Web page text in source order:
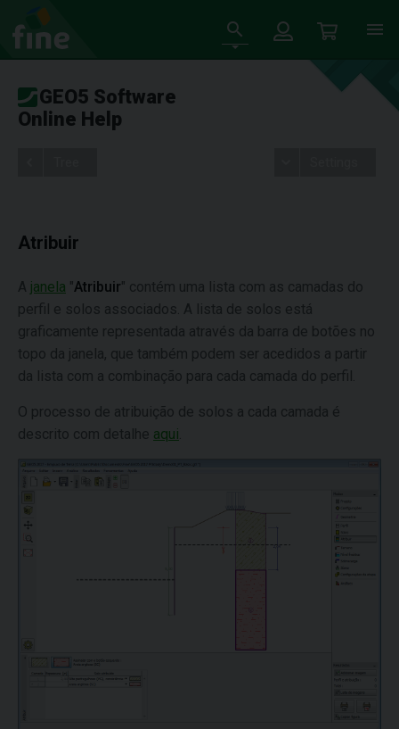
GEO5 Software
Online Help
Atribuir
A janela "Atribuir" contém uma lista com as camadas do
perfil e solos associados. A lista de solos está
graficamente representada através da barra de botões no
topo da janela, que também podem ser acedidos a partir
da lista com a combinação para cada camada do perfil.
O processo de atribuição de solos a cada camada é
descrito com detalhe aqui